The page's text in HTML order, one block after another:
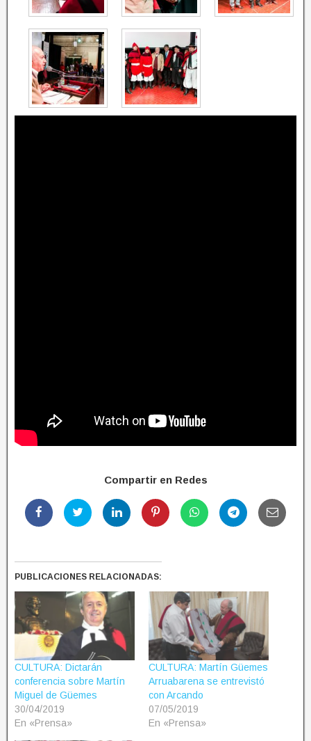
Compartir en Redes
PUBLICACIONES RELACIONADAS:
CULTURA: Dictarán
conferencia sobre Martín
Miguel de Güemes
30/04/2019
En «Prensa»
CULTURA: Martín Güemes
Arruabarena se entrevistó
con Arcando
07/05/2019
En «Prensa»